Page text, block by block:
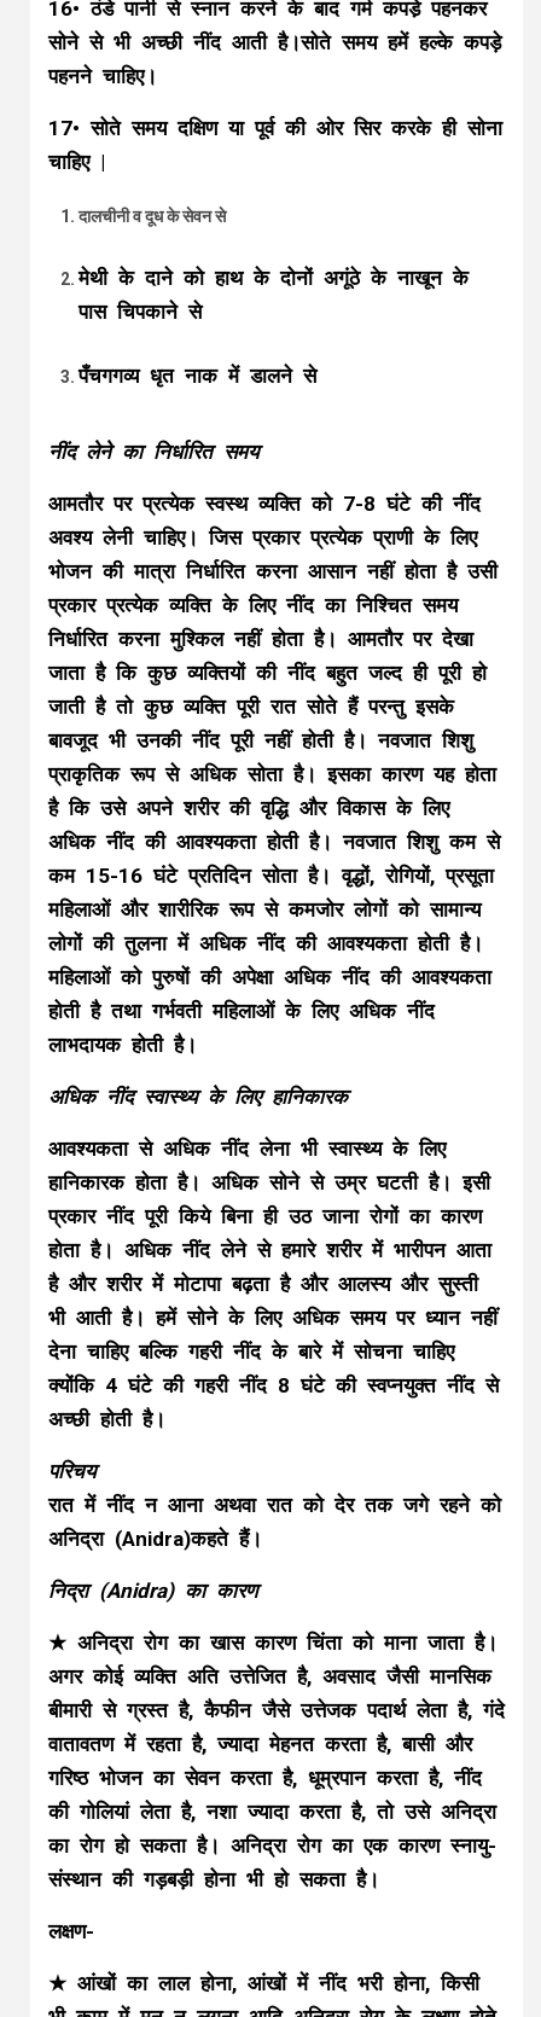
16• ठंडे पानी से स्नान करने के बाद गर्म कपडे़ पहनकर
सोने से भी अच्छी नींद आती है।सोते समय हमें हल्के कपड़े
पहनने चाहिए।
17• सोते समय दक्षिण या पूर्व की ओर सिर करके ही सोना
चाहिए |
दालचीनी व दूध के सेवन से
मेथी के दाने को हाथ के दोनों अगूंठे के नाखून के
पास चिपकाने से
पँचगगव्य धृत नाक में डालने से
नींद लेने का निर्धारित समय
आमतौर पर प्रत्येक स्वस्थ व्यक्ति को 7-8 घंटे की नींद
अवश्य लेनी चाहिए। जिस प्रकार प्रत्येक प्राणी के लिए
भोजन की मात्रा निर्धारित करना आसान नहीं होता है उसी
प्रकार प्रत्येक व्यक्ति के लिए नींद का निश्चित समय
निर्धारित करना मुश्किल नहीं होता है। आमतौर पर देखा
जाता है कि कुछ व्यक्तियों की नींद बहुत जल्द ही पूरी हो
जाती है तो कुछ व्यक्ति पूरी रात सोते हैं परन्तु इसके
बावजूद भी उनकी नींद पूरी नहीं होती है। नवजात शिशु
प्राकृतिक रूप से अधिक सोता है। इसका कारण यह होता
है कि उसे अपने शरीर की वृद्धि और विकास के लिए
अधिक नींद की आवश्यकता होती है। नवजात शिशु कम से
कम 15-16 घंटे प्रतिदिन सोता है। वृद्धों, रोगियों, प्रसूता
महिलाओं और शारीरिक रूप से कमजोर लोगों को सामान्य
लोगों की तुलना में अधिक नींद की आवश्यकता होती है।
महिलाओं को पुरुषों की अपेक्षा अधिक नींद की आवश्यकता
होती है तथा गर्भवती महिलाओं के लिए अधिक नींद
लाभदायक होती है।
अधिक नींद स्वास्थ्य के लिए हानिकारक
आवश्यकता से अधिक नींद लेना भी स्वास्थ्य के लिए
हानिकारक होता है। अधिक सोने से उम्र घटती है। इसी
प्रकार नींद पूरी किये बिना ही उठ जाना रोगों का कारण
होता है। अधिक नींद लेने से हमारे शरीर में भारीपन आता
है और शरीर में मोटापा बढ़ता है और आलस्य और सुस्ती
भी आती है। हमें सोने के लिए अधिक समय पर ध्यान नहीं
देना चाहिए बल्कि गहरी नींद के बारे में सोचना चाहिए
क्योंकि 4 घंटे की गहरी नींद 8 घंटे की स्वप्नयुक्त नींद से
अच्छी होती है।
परिचय
रात में नींद न आना अथवा रात को देर तक जगे रहने को
अनिद्रा (Anidra)कहते हैं।
निद्रा (Anidra) का कारण
★ अनिद्रा रोग का खास कारण चिंता को माना जाता है।
अगर कोई व्यक्ति अति उत्तेजित है, अवसाद जैसी मानसिक
बीमारी से ग्रस्त है, कैफीन जैसे उत्तेजक पदार्थ लेता है, गंदे
वातावतण में रहता है, ज्यादा मेहनत करता है, बासी और
गरिष्ठ भोजन का सेवन करता है, धूम्रपान करता है, नींद
की गोलियां लेता है, नशा ज्यादा करता है, तो उसे अनिद्रा
का रोग हो सकता है। अनिद्रा रोग का एक कारण स्नायु-
संस्थान की गड़बड़ी होना भी हो सकता है।
लक्षण-
★ आंखों का लाल होना, आंखों में नींद भरी होना, किसी